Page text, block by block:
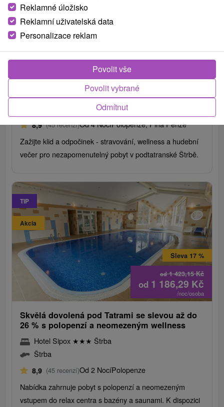
Pohodový senior pobyt se stravou dle výběru,
relaxem ve wellness a večerem s hudbou
Hotel Sipox★★★Štrba
8,9 (45 recenzí)Od 4 NocíPolopenze, Plná Penze
Zažijte klid a odpočinek - stravování, wellness a hudební
večer pro nezapomenutelný pobyt v podtatranské Štrbě.
TIP
Akcia
od1 423,15Kč
Sleva 17 %
od 1 186,29 Kč
/noc/osoba
Skvělá dovolená pod Tatrami se slevou až do
26 % s polopenzí a neomezeným wellness
Hotel Sipox ★★★ Štrba
Štrba
8,9 (45 recenzí)Od 2 NocíPolopenze
Nabídka zahrnuje pobyt s polopenzí a neomezeným
vstupem do relax centra s bazény a saunami. K dispozici
Reklamné úložisko
Reklamní uživatelská data
Personalizace reklam
Odmítnut
Povolit vybrané
Povolit vše